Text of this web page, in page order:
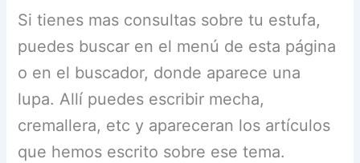
Si tienes mas consultas sobre tu estufa,
puedes buscar en el menú de esta página
o en el buscador, donde aparece una
lupa. Allí puedes escribir mecha,
cremallera, etc y apareceran los artículos
que hemos escrito sobre ese tema.